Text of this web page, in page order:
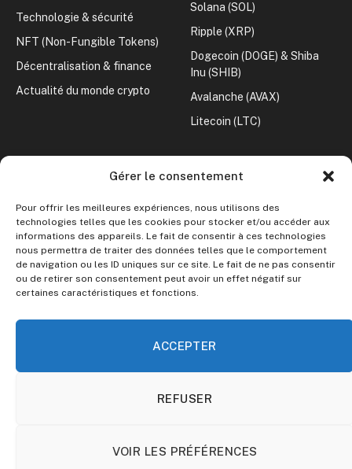
Gérer le consentement
Pour offrir les meilleures expériences, nous utilisons des
technologies telles que les cookies pour stocker et/ou accéder aux
informations des appareils. Le fait de consentir à ces technologies
nous permettra de traiter des données telles que le comportement
de navigation ou les ID uniques sur ce site. Le fait de ne pas consentir
ou de retirer son consentement peut avoir un effet négatif sur
certaines caractéristiques et fonctions.
ACCEPTER
REFUSER
VOIR LES PRÉFÉRENCES
Technologie & sécurité
NFT (Non-Fungible Tokens)
Décentralisation & finance
Actualité du monde crypto
Solana (SOL)
Ripple (XRP)
Dogecoin (DOGE) & Shiba
Inu (SHIB)
Avalanche (AVAX)
Litecoin (LTC)
CONVERTISSEUR CRYPTO
Le site ne fournit aucun conseil en investissement.
Toute décision d’investissement doit être précédée de vos
© 2026 Guide Crypto. Parce que tout le monde mérite de
Mentions Légales Politique de cookies